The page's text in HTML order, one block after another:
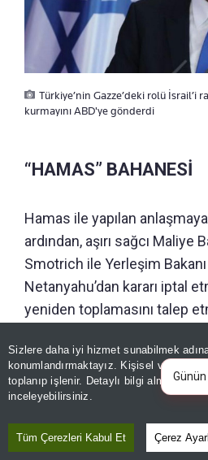
Sizlere daha iyi hizmet sunabilmek
konumlandırmaktayız. Kişisel
toplanıp işlenir. Detaylı bilgi almak için
inceleyebilirsiniz.
Tüm Çerezleri Kabul Et Çerez
Türkiye’nin Gazze’deki rolü İsrail’i
kurmayını ABD'ye gönderdi
“HAMAS” BAHANESİ
Hamas ile yapılan
ardından, aşırı sağcı Maliye
Smotrich ile Yerleşim
Netanyahu’dan kararı iptal
yeniden toplamasını talep
anlaşmada ana hatlarıyla
ölçüde farklı olduğunu
Ağustos’ta Barış Kurulunun
aşamasına ilişkin duyurduğu
rağmen Gazze Şeridi’nde